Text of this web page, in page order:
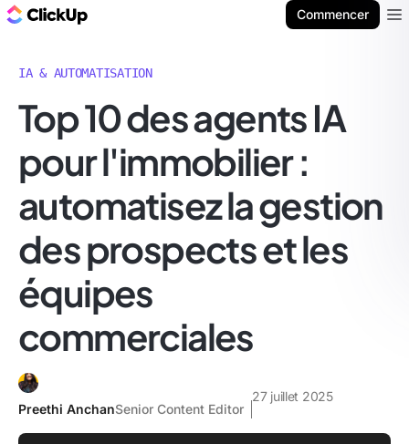
Commencer
IA & AUTOMATISATION
Top 10 des agents IA
pour l'immobilier :
automatisez la gestion
des prospects et les
équipes
commerciales
Preethi AnchanSenior Content Editor
27 juillet 2025